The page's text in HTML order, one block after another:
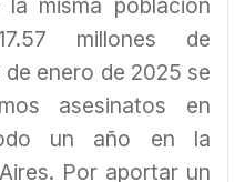
misma población
millones de
enero de 2025 se
asesinatos en
un año en la
Por aportar un